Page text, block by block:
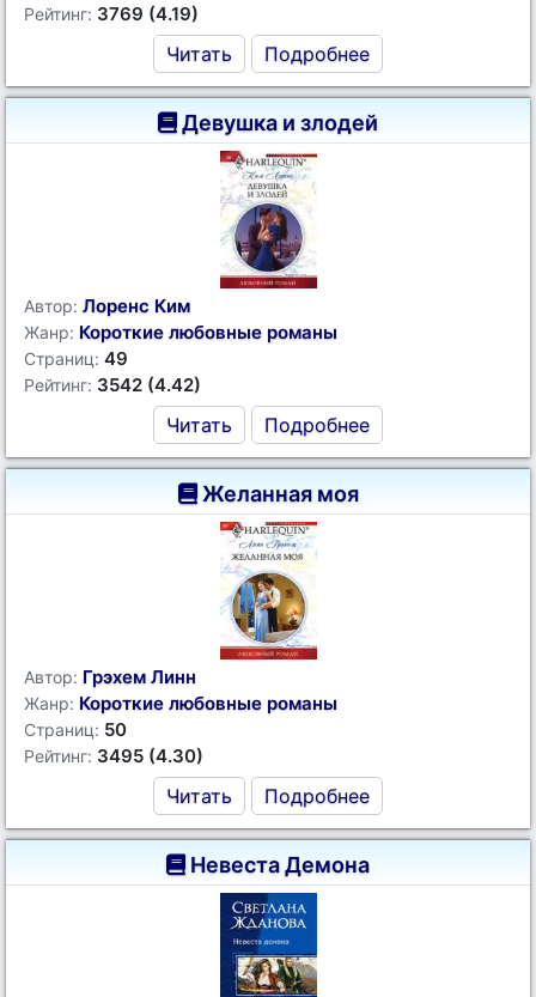
Рейтинг: 3769 (4.19)
Читать Подробнее
Девушка и злодей
Автор: Лоренс Ким
Жанр: Короткие любовные романы
Страниц: 49
Рейтинг: 3542 (4.42)
Читать Подробнее
Желанная моя
Автор: Грэхем Линн
Жанр: Короткие любовные романы
Страниц: 50
Рейтинг: 3495 (4.30)
Читать Подробнее
Невеста Демона